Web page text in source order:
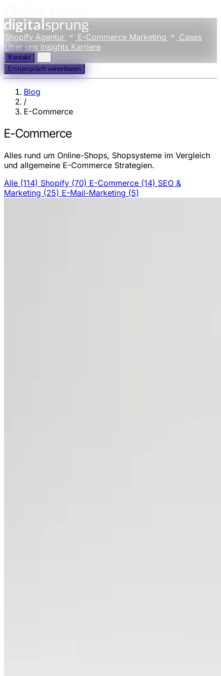
Shopify Agentur E-Commerce Marketing
Cases
Über uns Insights Karriere
Kontakt
Erstgespräch vereinbaren
Blog
/
E-Commerce
E-Commerce
Alles rund um Online-Shops, Shopsysteme im Vergleich
und allgemeine E-Commerce Strategien.
Alle (114) Shopify (70) E-Commerce (14) SEO &
Marketing (25) E-Mail-Marketing (5)